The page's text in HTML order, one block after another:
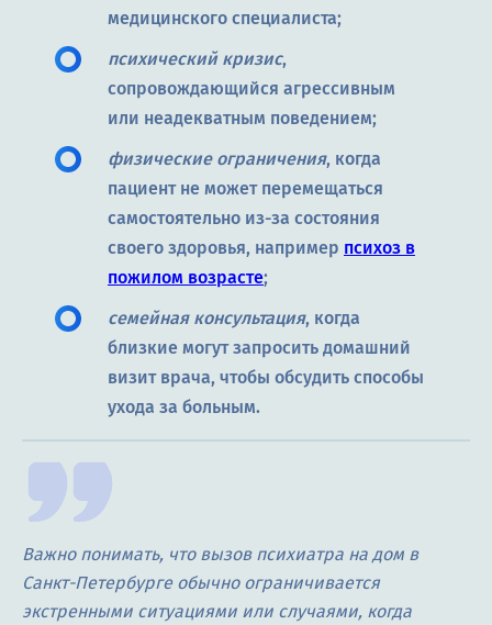
медицинского специалиста;
психический кризис,
сопровождающийся агрессивным
или неадекватным поведением;
физические ограничения, когда
пациент не может перемещаться
самостоятельно из-за состояния
своего здоровья, например психоз в
пожилом возрасте;
семейная консультация, когда
близкие могут запросить домашний
визит врача, чтобы обсудить способы
ухода за больным.
Важно понимать, что вызов психиатра на дом в
Санкт-Петербурге обычно ограничивается
экстренными ситуациями или случаями, когда